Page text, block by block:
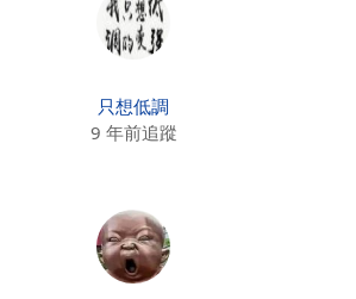
只想低調
9 年前追蹤